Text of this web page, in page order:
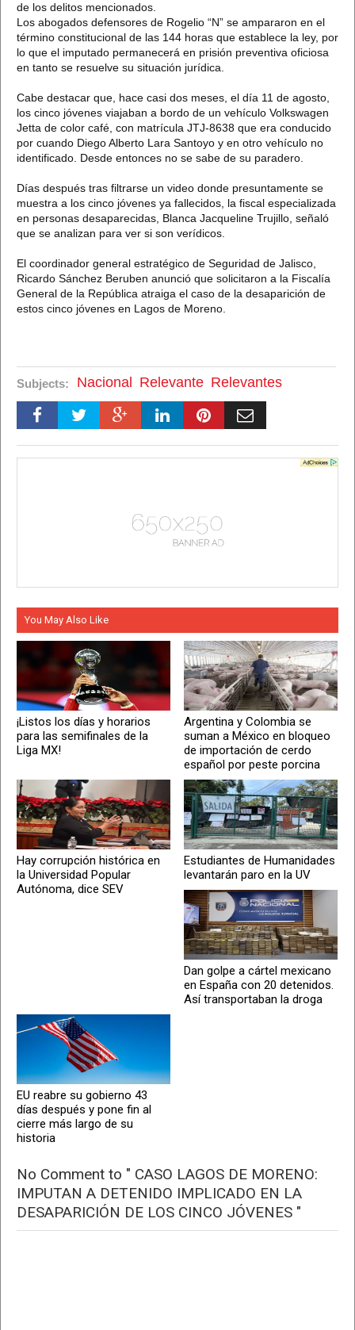
de los delitos mencionados.
Los abogados defensores de Rogelio “N” se ampararon en el
término constitucional de las 144 horas que establece la ley, por
lo que el imputado permanecerá en prisión preventiva oficiosa
en tanto se resuelve su situación jurídica.
Cabe destacar que, hace casi dos meses, el día 11 de agosto,
los cinco jóvenes viajaban a bordo de un vehículo Volkswagen
Jetta de color café, con matrícula JTJ-8638 que era conducido
por cuando Diego Alberto Lara Santoyo y en otro vehículo no
identificado. Desde entonces no se sabe de su paradero.
Días después tras filtrarse un video donde presuntamente se
muestra a los cinco jóvenes ya fallecidos, la fiscal especializada
en personas desaparecidas, Blanca Jacqueline Trujillo, señaló
que se analizan para ver si son verídicos.
El coordinador general estratégico de Seguridad de Jalisco,
Ricardo Sánchez Beruben anunció que solicitaron a la Fiscalía
General de la República atraiga el caso de la desaparición de
estos cinco jóvenes en Lagos de Moreno.
Subjects: Nacional Relevante Relevantes
You May Also Like
¡Listos los días y horarios
para las semifinales de la
Liga MX!
Argentina y Colombia se
suman a México en bloqueo
de importación de cerdo
español por peste porcina
Hay corrupción histórica en
la Universidad Popular
Autónoma, dice SEV
Estudiantes de Humanidades
levantarán paro en la UV
Dan golpe a cártel mexicano
en España con 20 detenidos.
Así transportaban la droga
EU reabre su gobierno 43
días después y pone fin al
cierre más largo de su
historia
No Comment to " CASO LAGOS DE MORENO:
IMPUTAN A DETENIDO IMPLICADO EN LA
DESAPARICIÓN DE LOS CINCO JÓVENES "